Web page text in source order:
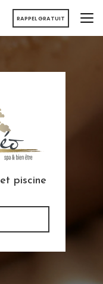
RAPPEL GRATUIT
piscine